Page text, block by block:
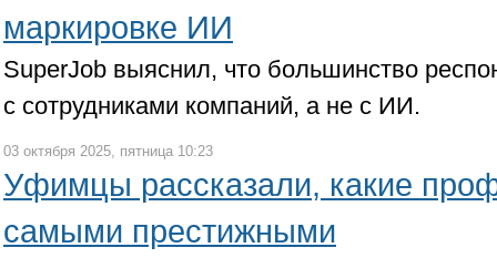
маркировке ИИ
SuperJob выяснил, что большинство
с сотрудниками компаний, а не с ИИ.
03 октября 2025, пятница 10:23
Уфимцы рассказали, какие
самыми престижными